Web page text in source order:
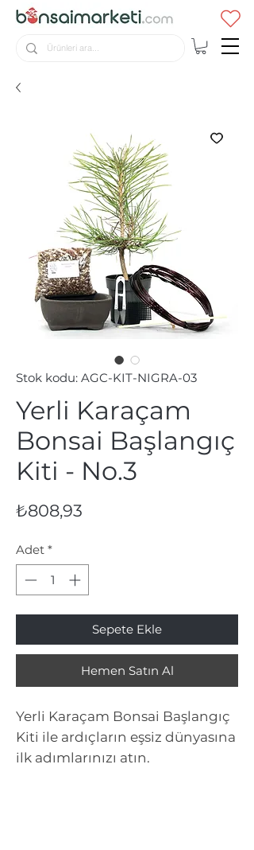
Stok kodu: AGC-KIT-NIGRA-03
Yerli Karaçam
Bonsai Başlangıç
Kiti - No.3
₺808,93
Adet *
Sepete Ekle
Hemen Satın Al
Yerli Karaçam Bonsai Başlangıç
Kiti ile ardıçların eşsiz dünyasına
ilk adımlarınızı atın.